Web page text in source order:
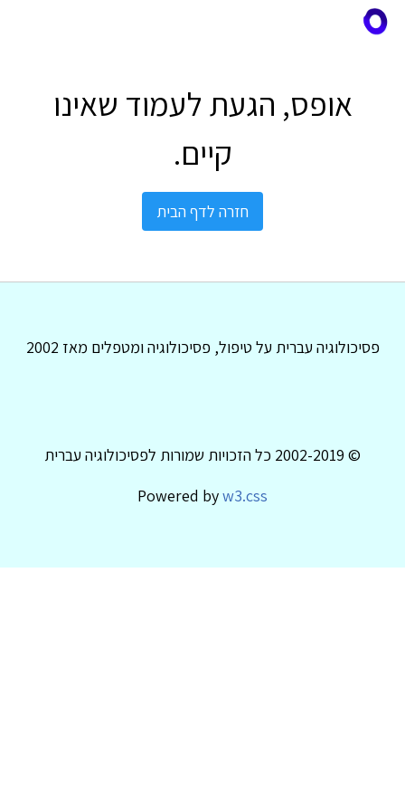
אופס, הגעת לעמוד שאינו
קיים.
חזרה לדף הבית
פסיכולוגיה עברית על טיפול, פסיכולוגיה ומטפלים מאז 2002
© 2002-2019 כל הזכויות שמורות לפסיכולוגיה עברית
Powered byw3.css